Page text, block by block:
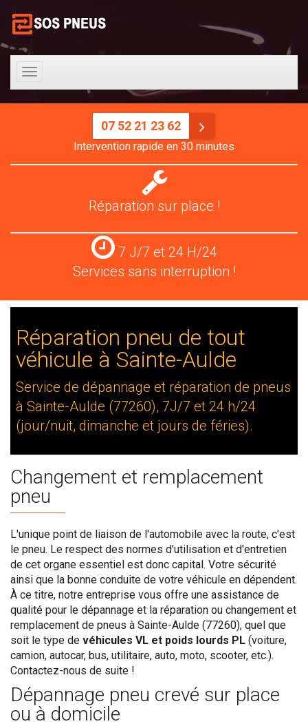
Toggle
navigation
07 52 21 23 62
Intervention rapide en 30 minutes
Réparation
pneus
Réparation sur place !
Services
24
H/24
7 J/7 et 24 H/24
Services sans interruption !
Réparation pneu de tout
véhicule à Sainte-Aulde
Service de dépannage et réparation de pneus
à Sainte-Aulde (77260), 7J/7 et 24 h/24
(jour/nuit, dimanche et jours de féries).
Changement et remplacement
pneu
L'unique point de liaison de l'automobile avec la route, c'est
le pneu. Le respect des normes d'utilisation et d'entretien
de cet organe essentiel est donc capital. Votre sécurité
ainsi que la bonne conduite de votre véhicule en dépendent.
À ce titre, notre entreprise vous offre une assistance de
qualité pour le dépannage et la réparation ou changement et
remplacement de pneus à Sainte-Aulde (77260), quel que
soit le type de véhicules VL et poids lourds PL (voiture,
camion, autocar, bus, utilitaire, auto, moto, scooter, etc.).
Contactez-nous de suite !
Dépannage pneu crevé sur place
ou à domicile